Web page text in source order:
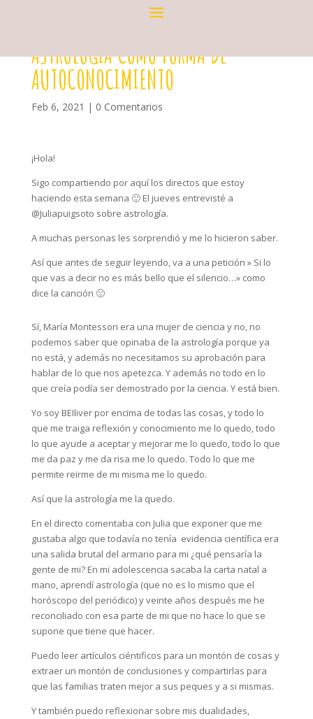
ASTROLOGÍA COMO FORMA DE
AUTOCONOCIMIENTO
Feb 6, 2021 | 0 Comentarios
¡Hola!
Sigo compartiendo por aquí los directos que estoy
haciendo esta semana 🙂 El jueves entrevisté a
@Juliapuigsoto sobre astrología.
A muchas personas les sorprendió y me lo hicieron saber.
Así que antes de seguir leyendo, va a una petición » Si lo
que vas a decir no es más bello que el silencio…» como
dice la canción 🙂
Sí, María Montessori era una mujer de ciencia y no, no
podemos saber que opinaba de la astrología porque ya
no está, y además no necesitamos su aprobación para
hablar de lo que nos apetezca. Y además no todo en lo
que creía podía ser demostrado por la ciencia. Y está bien.
Yo soy BEIliver por encima de todas las cosas, y todo lo
que me traiga reflexión y conocimiento me lo quedo, todo
lo que ayude a aceptar y mejorar me lo quedo, todo lo que
me da paz y me da risa me lo quedo. Todo lo que me
permite reirme de mi misma me lo quedo.
Así que la astrología me la quedo.
En el directo comentaba con Julia que exponer que me
gustaba algo que todavía no tenía evidencia científica era
una salida brutal del armario para mi ¿qué pensaría la
gente de mi? En mi adolescencia sacaba la carta natal a
mano, aprendí astrología (que no es lo mismo que el
horóscopo del periódico) y veinte años después me he
reconciliado con esa parte de mi que no hace lo que se
supone que tiene que hacer.
Puedo leer artículos ciéntificos para un montón de cosas y
extraer un montón de conclusiones y compartirlas para
que las familias traten mejor a sus peques y a si mismas.
Y también puedo reflexionar sobre mis dualidades,